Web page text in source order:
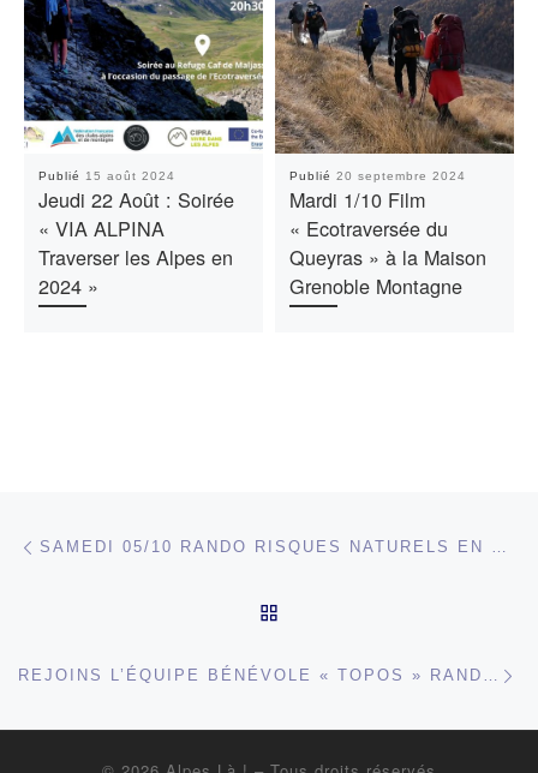
Publié 15 août 2024
Jeudi 22 Août : Soirée
« VIA ALPINA
Traverser les Alpes en
2024 »
Publié 20 septembre 2024
Mardi 1/10 Film
« Ecotraversée du
Queyras » à la Maison
Grenoble Montagne
Parcourir les articles SAMEDI 05/10 RANDO RISQUES NATURELS EN MONTAGNE – LE TORRENT DU MANIVAL ET LE CHÂTEAU NARDENT EN CHARTREUSE